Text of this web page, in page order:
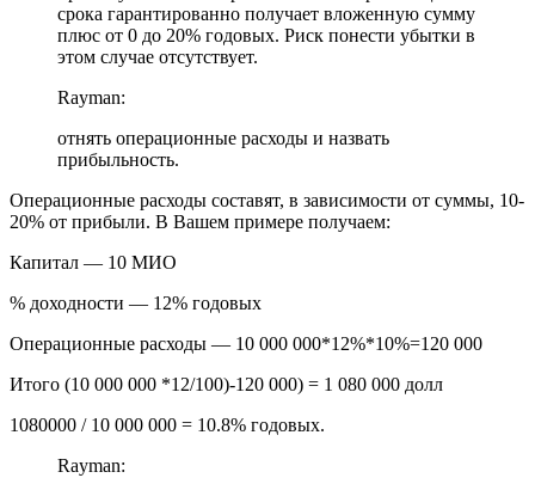
срока гарантированно получает вложенную сумму
плюс от 0 до 20% годовых. Риск понести убытки в
этом случае отсутствует.
Rayman:
отнять операционные расходы и назвать
прибыльность.
Операционные расходы составят, в зависимости от суммы, 10-
20% от прибыли. В Вашем примере получаем:
Капитал — 10 МИО
% доходности — 12% годовых
Операционные расходы — 10 000 000*12%*10%=120 000
Итого (10 000 000 *12/100)-120 000) = 1 080 000 долл
1080000 / 10 000 000 = 10.8% годовых.
Rayman: